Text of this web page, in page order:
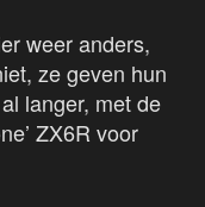
weer anders,
ze geven hun
langer, met de
ZX6R voor